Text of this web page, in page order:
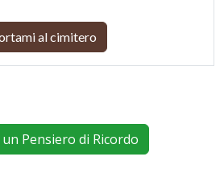
al cimitero
Pensiero di Ricordo